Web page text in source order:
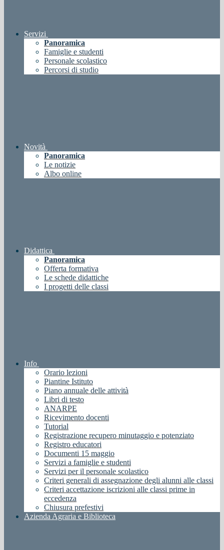
Servizi
Panoramica
Famiglie e studenti
Personale scolastico
Percorsi di studio
Novità
Panoramica
Le notizie
Albo online
Didattica
Panoramica
Offerta formativa
Le schede didattiche
I progetti delle classi
Info
Orario lezioni
Piantine Istituto
Piano annuale delle attività
Libri di testo
ANARPE
Ricevimento docenti
Tutorial
Registrazione recupero minutaggio e potenziato
Registro educatori
Documenti 15 maggio
Servizi a famiglie e studenti
Servizi per il personale scolastico
Criteri generali di assegnazione degli alunni alle classi
Criteri accettazione iscrizioni alle classi prime in
eccedenza
Chiusura prefestivi
Azienda Agraria e Biblioteca